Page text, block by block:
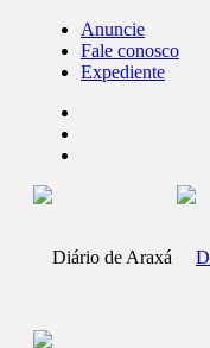
Anuncie
Fale conosco
Expediente